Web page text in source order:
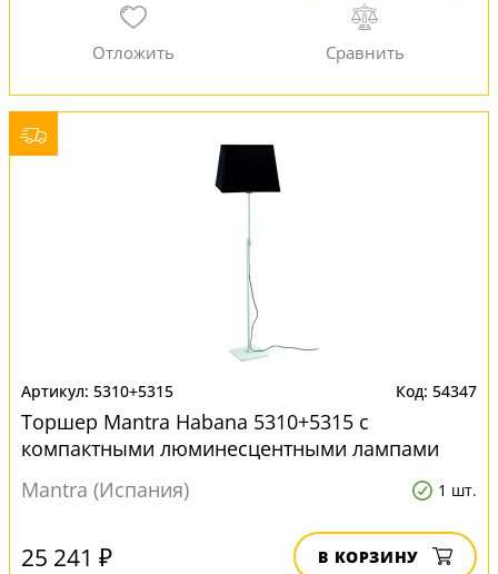
5310+5315 54347
Торшер Mantra Habana 5310+5315 с
компактными люминесцентными лампами
Mantra (Испания)
1 шт.
25 241 ₽ В КОРЗИНУ